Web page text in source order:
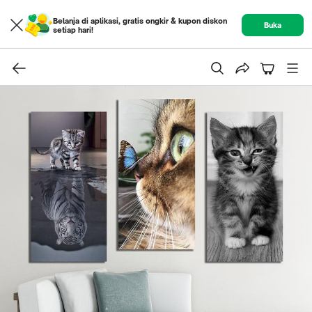
Belanja di aplikasi, gratis ongkir & kupon diskon
setiap hari!
Buka